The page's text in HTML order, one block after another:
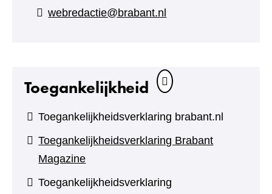
naar
webredactie@brabant.nl
Toegankelijkheid
Toegankelijkheidsverklaring brabant.nl
Toegankelijkheidsverklaring Brabant
Magazine
Toegankelijkheidsverklaring